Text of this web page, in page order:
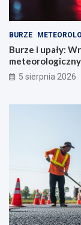
BURZE
Burze i upały:
5 sierpnia 2026